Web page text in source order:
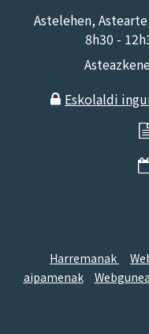
Astelehen,
8h30 -
 Eskolaldi
Harremanak
aipamenak-